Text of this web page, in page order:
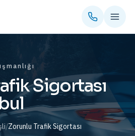
Sigortası
/Zorunlu Trafik Sigortası